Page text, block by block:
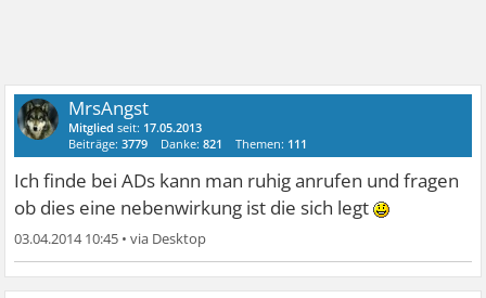
MrsAngst
Mitglied seit: 17.05.2013
Beiträge:3779 Danke:821 Themen: 111
Ich finde bei ADs kann man ruhig anrufen und fragen
ob dies eine nebenwirkung ist die sich legt
03.04.2014 10:45 •